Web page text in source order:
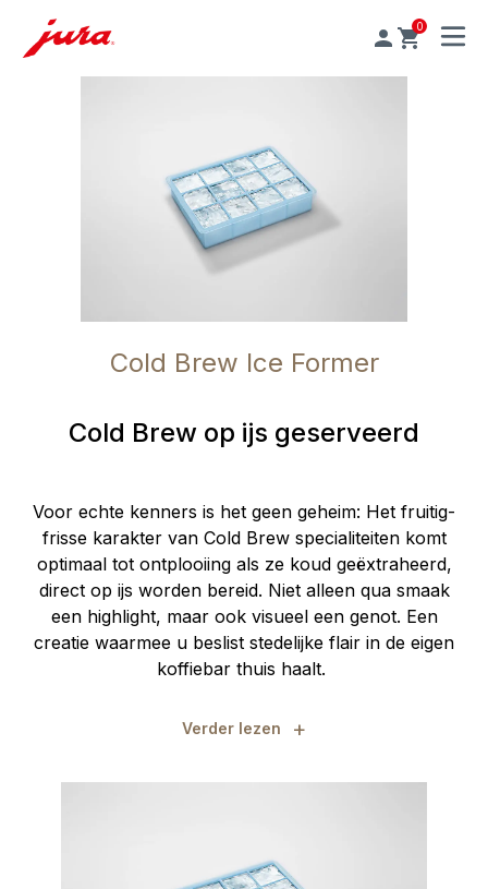
0
MENU
Cold Brew Ice Former
Cold Brew op ijs geserveerd
Voor echte kenners is het geen geheim: Het fruitig-
frisse karakter van Cold Brew specialiteiten komt
optimaal tot ontplooiing als ze koud geëxtraheerd,
direct op ijs worden bereid. Niet alleen qua smaak
een highlight, maar ook visueel een genot. Een
creatie waarmee u beslist stedelijke flair in de eigen
koffiebar thuis haalt.
Verder lezen +